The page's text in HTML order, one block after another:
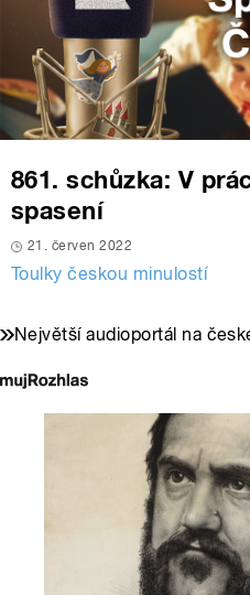
861. schůzka: V
spasení
21. červen 2022
Toulky českou minulostí
Největší audioportál na